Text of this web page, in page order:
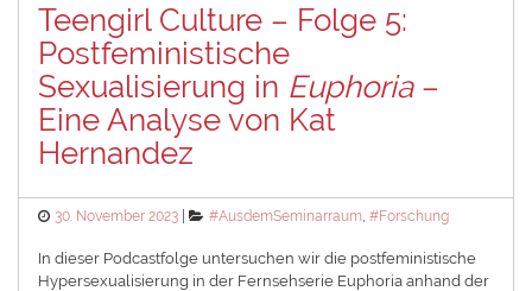
Teengirl Culture – Folge 5:
Postfeministische
Sexualisierung in Euphoria–
Eine Analyse von Kat
Hernandez
Posted
30. November 2023 Categories
#AusdemSeminarraum,#Forschung
In dieser Podcastfolge untersuchen wir die postfeministische
Hypersexualisierung in der Fernsehserie Euphoria anhand der